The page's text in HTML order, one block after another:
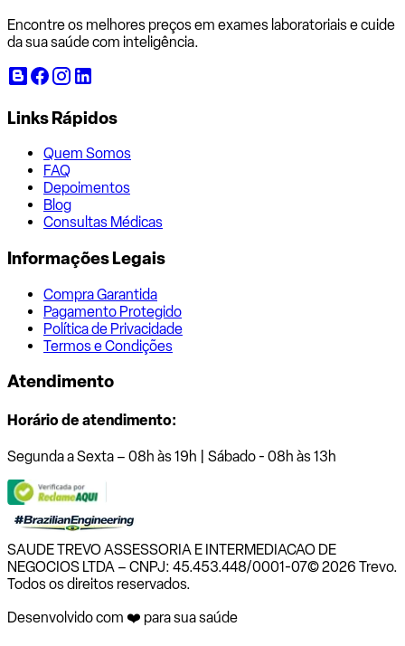
Encontre os melhores preços em exames laboratoriais e cuide
da sua saúde com inteligência.
Links Rápidos
Quem Somos
FAQ
Depoimentos
Blog
Consultas Médicas
Informações Legais
Compra Garantida
Pagamento Protegido
Política de Privacidade
Termos e Condições
Atendimento
Horário de atendimento:
Segunda a Sexta – 08h às 19h | Sábado - 08h às 13h
SAUDE TREVO ASSESSORIA E INTERMEDIACAO DE
NEGOCIOS LTDA – CNPJ: 45.453.448/0001-07© 2026 Trevo.
Todos os direitos reservados.
Desenvolvido com ❤️ para sua saúde